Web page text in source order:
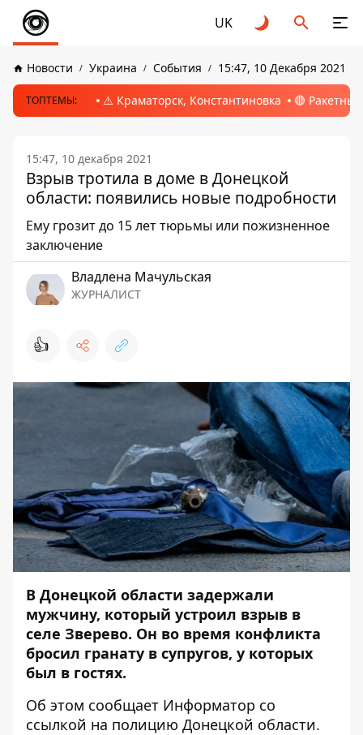
UK
Новости Украина События 15:47, 10 Декабря 2021
ТОПТЕМЫ: ⚠️ Краматорск, Константиновка 🔴
15:47, 10 декабря 2021
Взрыв тротила в доме в Донецкой
области: появились новые подробности
Ему грозит до 15 лет тюрьмы или пожизненное
заключение
Владлена Мачульская
ЖУРНАЛИСТ
👍
В Донецкой области задержали
мужчину, который устроил взрыв в
селе Зверево. Он во время конфликта
бросил гранату в супругов, у которых
был в гостях.
Об этом сообщает Информатор со
ссылкой на полицию Донецкой области.